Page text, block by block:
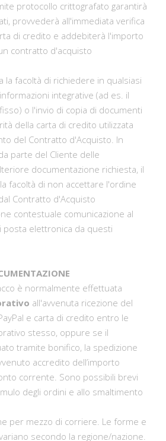
protocollo crittografato garantirà
provvederà all'immediata verifica
di credito e addebiterà l'importo
contratto d'acquisto
la facoltà di richiedere in qualsiasi
integrative (ad es. il
o l'invio di copia di documenti
della carta di credito utilizzata
del Contratto d'Acquisto. In
parte del Cliente delle
documentazione richiesta, il
facoltà di non accettare l'ordine
Contratto d'Acquisto
contestuale comunicazione al
posta elettronica da questi
è normalmente effettuata
all'avvenuta ricezione del
e carta di credito entro le
stesso, oppure se il
tramite bonifico, la spedizione
accredito dell’importo
corrente. Sono possibili brevi
degli ordini e allo smaltimento
per mezzo di corriere. Le forme e
secondo la regione/nazione.